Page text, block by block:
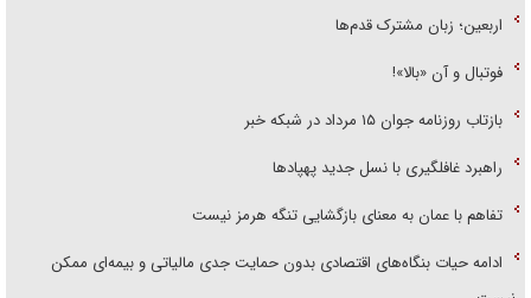
اربعین؛ زبان مشترک قدم‌ها
فوتبال و آن «بالا»!
بازتاب روزنامه جوان ۱۵ مرداد در شبکه خبر
راهبرد غافلگیری با نسل جدید پهپاد‌ها
تفاهم با عمان به معنای بازگشایی تنگه هرمز نیست
ادامه حیات بنگاه‌های اقتصادی بدون حمایت جدی مالیاتی و بیمه‌ای ممکن